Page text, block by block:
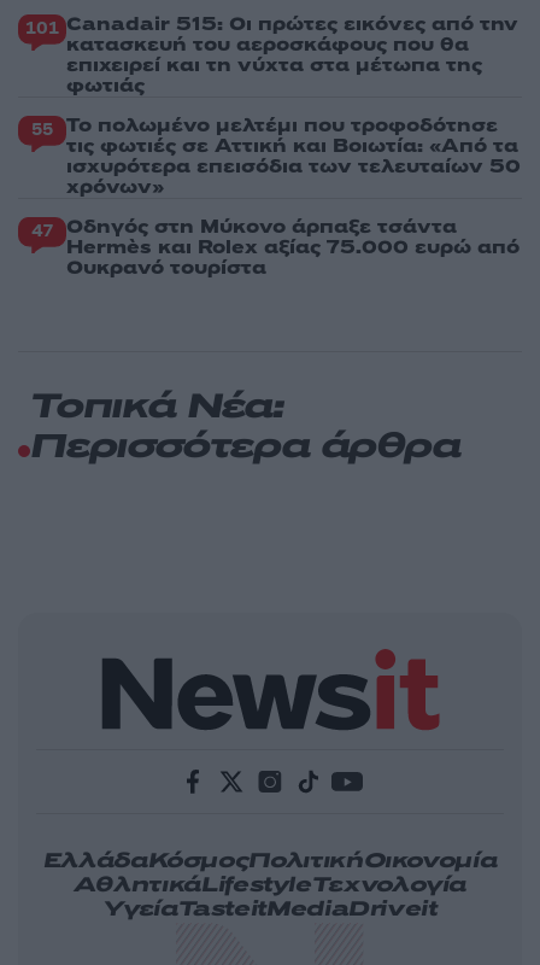
101 Canadair 515: Οι πρώτες εικόνες από την
κατασκευή του αεροσκάφους που θα
επιχειρεί και τη νύχτα στα μέτωπα της
φωτιάς
55 Το πολωμένο μελτέμι που τροφοδότησε
τις φωτιές σε Αττική και Βοιωτία: «Από τα
ισχυρότερα επεισόδια των τελευταίων 50
χρόνων»
47 Οδηγός στη Μύκονο άρπαξε τσάντα
Hermès και Rolex αξίας 75.000 ευρώ από
Ουκρανό τουρίστα
Τοπικά Νέα:
Περισσότερα άρθρα
ΕλλάδαΚόσμοςΠολιτικήΟικονομία
ΑθλητικάLifestyleΤεχνολογία
ΥγείαTasteitMediaDriveit